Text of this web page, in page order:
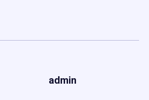
admin